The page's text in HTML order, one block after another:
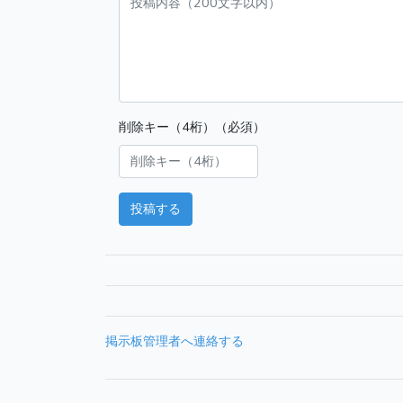
削除キー（4桁）（必須）
投稿する
掲示板管理者へ連絡する